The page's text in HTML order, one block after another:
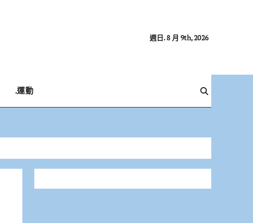
週日. 8 月 9th, 2026
.運動